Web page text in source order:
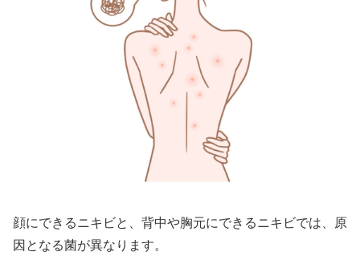
顔にできるニキビと、背中や胸元にできるニキビでは、原
因となる菌が異なります。